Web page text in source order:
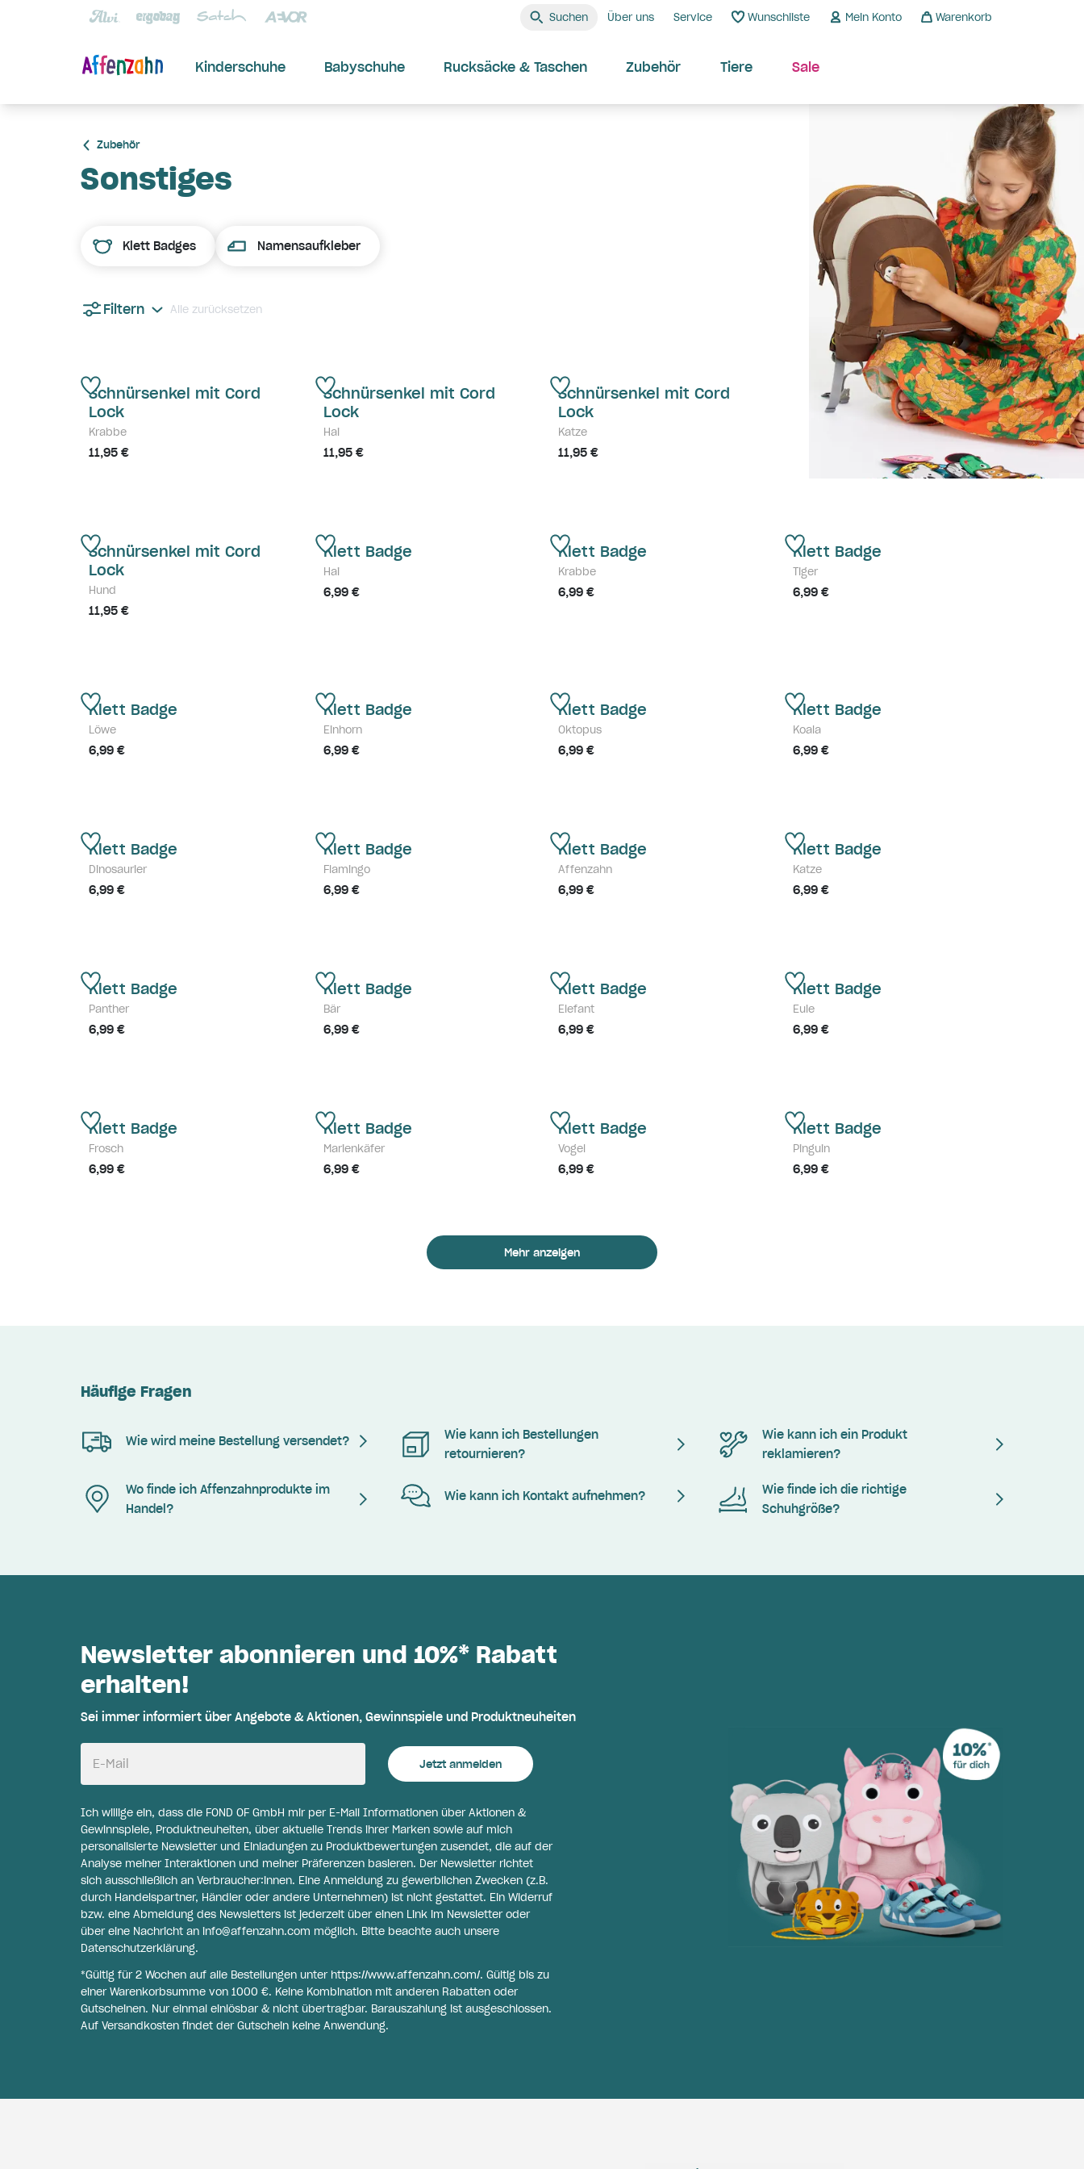
Suchen Über uns Service Wunschliste Mein Konto Warenkorb
Kinderschuhe Babyschuhe Rucksäcke & Taschen Zubehör Tiere Sale
Zubehör
Sonstiges
Klett Badges Namensaufkleber
Filtern Alle zurücksetzen
Schnürsenkel mit Cord
Lock
Krabbe
11,95 €
Schnürsenkel mit Cord
Lock
Hai
11,95 €
Schnürsenkel mit Cord
Lock
Katze
11,95 €
Schnürsenkel mit Cord
Lock
Hund
11,95 €
Klett Badge
Hai
6,99 €
Klett Badge
Krabbe
6,99 €
Klett Badge
Tiger
6,99 €
Klett Badge
Löwe
6,99 €
Klett Badge
Einhorn
6,99 €
Klett Badge
Oktopus
6,99 €
Klett Badge
Koala
6,99 €
Klett Badge
Dinosaurier
6,99 €
Klett Badge
Flamingo
6,99 €
Klett Badge
Affenzahn
6,99 €
Klett Badge
Katze
6,99 €
Klett Badge
Panther
6,99 €
Klett Badge
Bär
6,99 €
Klett Badge
Elefant
6,99 €
Klett Badge
Eule
6,99 €
Klett Badge
Frosch
6,99 €
Klett Badge
Marienkäfer
6,99 €
Klett Badge
Vogel
6,99 €
Klett Badge
Pinguin
6,99 €
Mehr anzeigen
Häufige Fragen
Wie wird meine Bestellung versendet?
Wie kann ich Bestellungen
retournieren?
Wie kann ich ein Produkt
reklamieren?
Wo finde ich Affenzahnprodukte im
Handel?
Wie kann ich Kontakt aufnehmen?
Wie finde ich die richtige
Schuhgröße?
Newsletter abonnieren und 10%* Rabatt
erhalten!
Sei immer informiert über Angebote & Aktionen, Gewinnspiele und Produktneuheiten
E-Mail Jetzt anmelden
Ich willige ein, dass die FOND OF GmbH mir per E-Mail Informationen über Aktionen &
Gewinnspiele, Produktneuheiten, über aktuelle Trends ihrer Marken sowie auf mich
personalisierte Newsletter und Einladungen zu Produktbewertungen zusendet, die auf der
Analyse meiner Interaktionen und meiner Präferenzen basieren. Der Newsletter richtet
sich ausschließlich an Verbraucher:innen. Eine Anmeldung zu gewerblichen Zwecken (z.B.
durch Handelspartner, Händler oder andere Unternehmen) ist nicht gestattet. Ein Widerruf
bzw. eine Abmeldung des Newsletters ist jederzeit über einen Link im Newsletter oder
über eine Nachricht an info@affenzahn.com möglich. Bitte beachte auch unsere
Datenschutzerklärung.
*Gültig für 2 Wochen auf alle Bestellungen unter https://www.affenzahn.com/. Gültig bis zu
einer Warenkorbsumme von 1000 €. Keine Kombination mit anderen Rabatten oder
Gutscheinen. Nur einmal einlösbar & nicht übertragbar. Barauszahlung ist ausgeschlossen.
Auf Versandkosten findet der Gutschein keine Anwendung.